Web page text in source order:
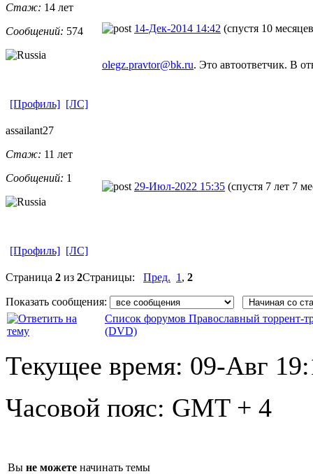
Стаж: 14 лет
Сообщений: 574 14-Дек-2014 14:42 (спустя 10
olegz.pravtor@bk.ru. Это автоответчик. В
[Профиль] [ЛС]
assailant27
Стаж: 11 лет
Сообщений: 1
29-Июл-2022 15:35 (спустя 7 лет 7
[Профиль] [ЛС]
Страница 2 из 2Страницы: Пред. 1 , 2
Показать сообщения:
Список форумов Православный торрент-
(DVD)
Текущее время: 09-Авг
Часовой пояс: GMT + 4
Вы не можете начинать темы